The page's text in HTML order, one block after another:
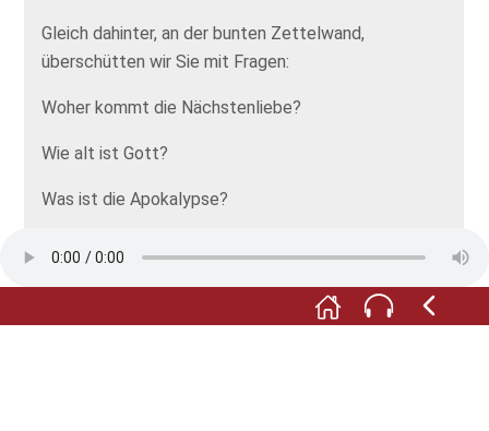
Gleich dahinter, an der bunten Zettelwand,
überschütten wir Sie mit Fragen:
Woher kommt die Nächstenliebe?
Wie alt ist Gott?
Was ist die Apokalypse?
50 Fakten zur Bibel, die Sie noch nie zu fragen
wagten – hier bekommen Sie Antworten, die Sie zum